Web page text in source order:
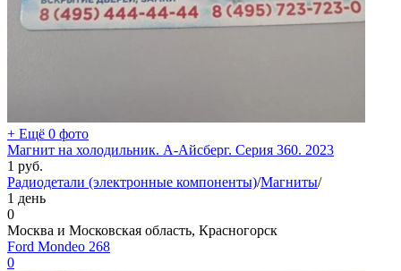
+ Ещё 0 фото
Магнит на холодильник. А-Айсберг. Серия 360. 2023
1 руб.
Радиодетали (электронные компоненты)/Магниты/
1 день
0
Москва и Московская область, Красногорск
Ford Mondeo 268
0